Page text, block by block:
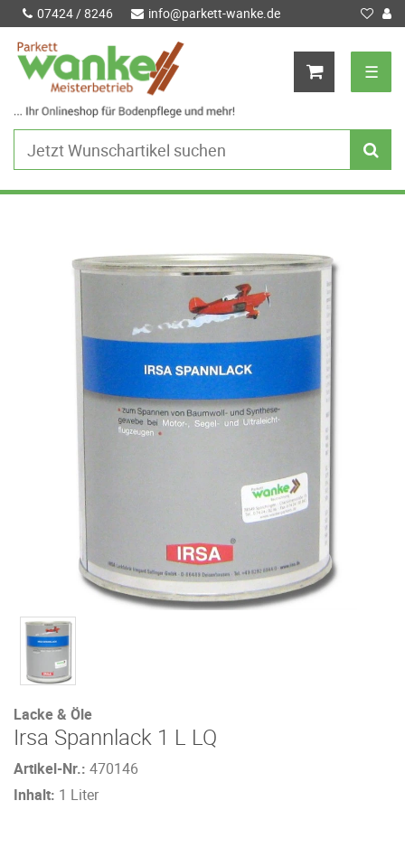
07424 / 8246 info@parkett-wanke.de
☰
Lacke & Öle
Irsa Spannlack 1 L LQ
Artikel-Nr.: 470146
Inhalt: 1 Liter